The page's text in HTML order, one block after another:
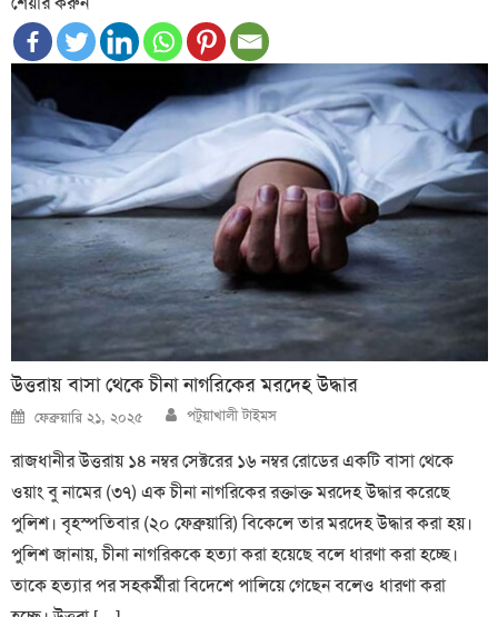
উত্তরায় বাসা থেকে চীনা নাগরিকের মরদেহ উদ্ধার
Posted
on
ফেব্রুয়ারি ২১, ২০২৫ Author
পটুয়াখালী টাইমস
রাজধানীর উত্তরায় ১৪ নম্বর সেক্টরের ১৬ নম্বর রোডের একটি বাসা থেকে
ওয়াং বু নামের (৩৭) এক চীনা নাগরিকের রক্তাক্ত মরদেহ উদ্ধার করেছে
পুলিশ। বৃহস্পতিবার (২০ ফেব্রুয়ারি) বিকেলে তার মরদেহ উদ্ধার করা হয়।
পুলিশ জানায়, চীনা নাগরিককে হত্যা করা হয়েছে বলে ধারণা করা হচ্ছে।
তাকে হত্যার পর সহকর্মীরা বিদেশে পালিয়ে গেছেন বলেও ধারণা করা